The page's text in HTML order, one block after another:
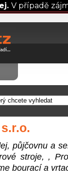
V případě
půjčovnu a
stroje, ,
bourací a